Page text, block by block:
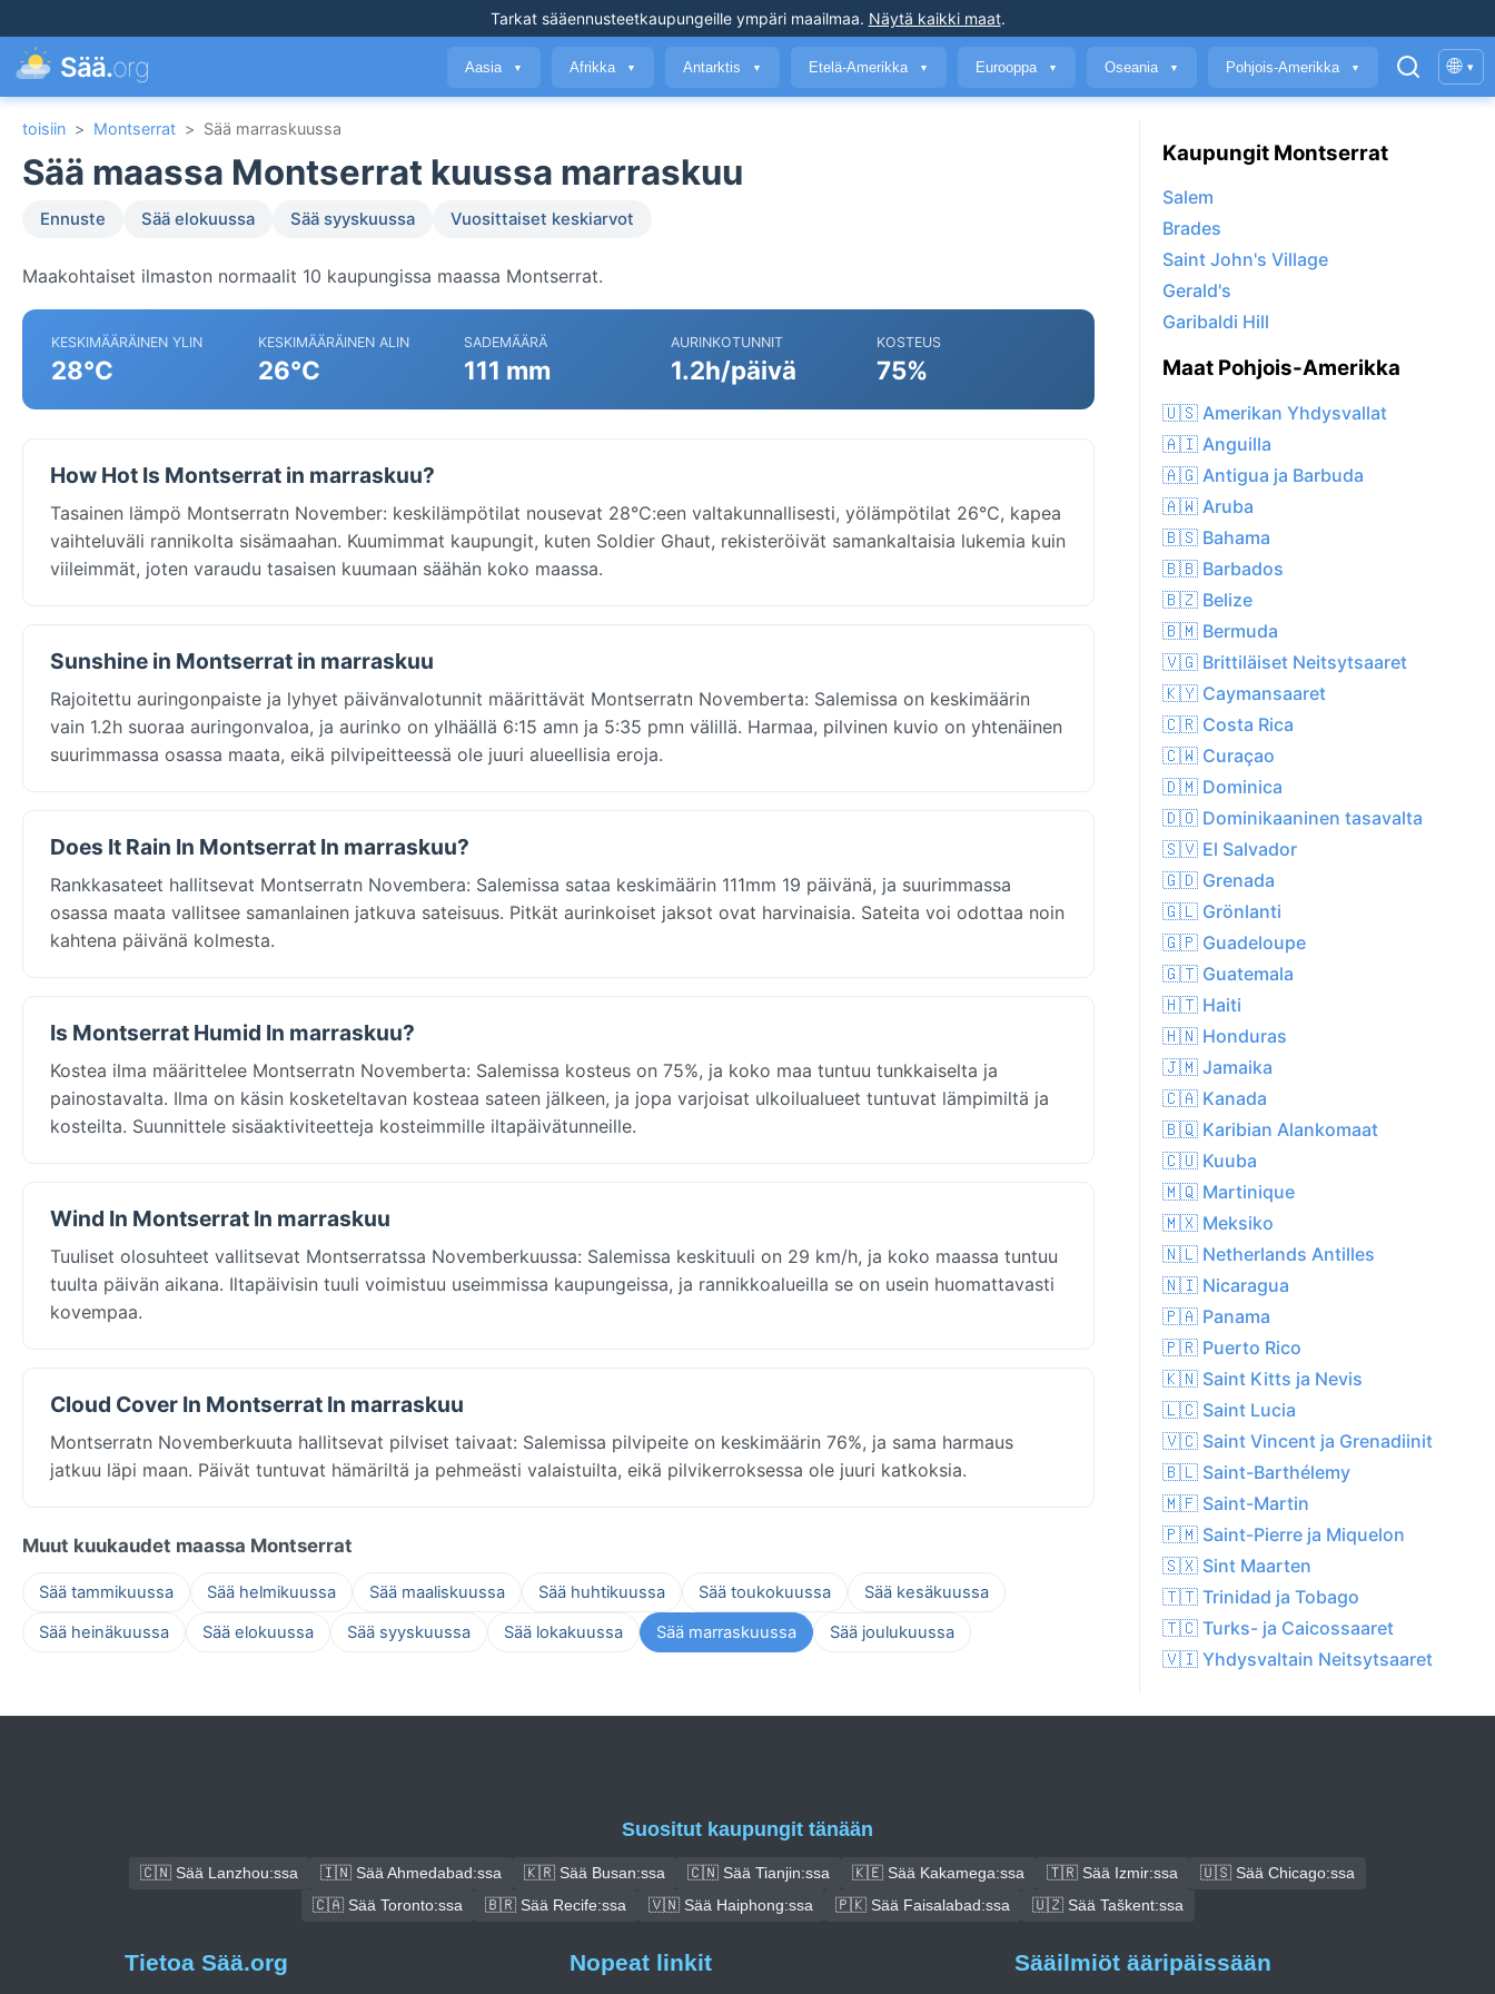
Tarkat sääennusteetkaupungeille ympäri maailmaa. Näytä kaikki maat.
Sää.org Aasia ▼ Afrikka ▼ Antarktis ▼ Etelä-Amerikka ▼ Eurooppa ▼ Oseania ▼ Pohjois-Amerikka ▼ 🌐 ▾
toisiin > Montserrat > Sää marraskuussa
Sää maassa Montserrat kuussa marraskuu
Ennuste Sää elokuussa Sää syyskuussa Vuosittaiset keskiarvot
Maakohtaiset ilmaston normaalit 10 kaupungissa maassa Montserrat.
KESKIMÄÄRÄINEN YLIN
28°C
KESKIMÄÄRÄINEN ALIN
26°C
SADEMÄÄRÄ
111 mm
AURINKOTUNNIT
1.2h/päivä
KOSTEUS
75%
How Hot Is Montserrat in marraskuu?
Tasainen lämpö Montserratn November: keskilämpötilat nousevat 28°C:een valtakunnallisesti, yölämpötilat 26°C, kapea
vaihteluväli rannikolta sisämaahan. Kuumimmat kaupungit, kuten Soldier Ghaut, rekisteröivät samankaltaisia lukemia kuin
viileimmät, joten varaudu tasaisen kuumaan säähän koko maassa.
Sunshine in Montserrat in marraskuu
Rajoitettu auringonpaiste ja lyhyet päivänvalotunnit määrittävät Montserratn Novemberta: Salemissa on keskimäärin
vain 1.2h suoraa auringonvaloa, ja aurinko on ylhäällä 6:15 amn ja 5:35 pmn välillä. Harmaa, pilvinen kuvio on yhtenäinen
suurimmassa osassa maata, eikä pilvipeitteessä ole juuri alueellisia eroja.
Does It Rain In Montserrat In marraskuu?
Rankkasateet hallitsevat Montserratn Novembera: Salemissa sataa keskimäärin 111mm 19 päivänä, ja suurimmassa
osassa maata vallitsee samanlainen jatkuva sateisuus. Pitkät aurinkoiset jaksot ovat harvinaisia. Sateita voi odottaa noin
kahtena päivänä kolmesta.
Is Montserrat Humid In marraskuu?
Kostea ilma määrittelee Montserratn Novemberta: Salemissa kosteus on 75%, ja koko maa tuntuu tunkkaiselta ja
painostavalta. Ilma on käsin kosketeltavan kosteaa sateen jälkeen, ja jopa varjoisat ulkoilualueet tuntuvat lämpimiltä ja
kosteilta. Suunnittele sisäaktiviteetteja kosteimmille iltapäivätunneille.
Wind In Montserrat In marraskuu
Tuuliset olosuhteet vallitsevat Montserratssa Novemberkuussa: Salemissa keskituuli on 29 km/h, ja koko maassa tuntuu
tuulta päivän aikana. Iltapäivisin tuuli voimistuu useimmissa kaupungeissa, ja rannikkoalueilla se on usein huomattavasti
kovempaa.
Cloud Cover In Montserrat In marraskuu
Montserratn Novemberkuuta hallitsevat pilviset taivaat: Salemissa pilvipeite on keskimäärin 76%, ja sama harmaus
jatkuu läpi maan. Päivät tuntuvat hämäriltä ja pehmeästi valaistuilta, eikä pilvikerroksessa ole juuri katkoksia.
Muut kuukaudet maassa Montserrat
Sää tammikuussa Sää helmikuussa Sää maaliskuussa Sää huhtikuussa Sää toukokuussa
Sää kesäkuussa
Sää heinäkuussa
Sää elokuussa Sää syyskuussa Sää lokakuussa Sää marraskuussa Sää joulukuussa
Kaupungit Montserrat
Salem
Brades
Saint John's Village
Gerald's
Garibaldi Hill
Maat Pohjois-Amerikka
🇺🇸 Amerikan Yhdysvallat
🇦🇮 Anguilla
🇦🇬 Antigua ja Barbuda
🇦🇼 Aruba
🇧🇸 Bahama
🇧🇧 Barbados
🇧🇿 Belize
🇧🇲 Bermuda
🇻🇬 Brittiläiset Neitsytsaaret
🇰🇾 Caymansaaret
🇨🇷 Costa Rica
🇨🇼 Curaçao
🇩🇲 Dominica
🇩🇴 Dominikaaninen tasavalta
🇸🇻 El Salvador
🇬🇩 Grenada
🇬🇱 Grönlanti
🇬🇵 Guadeloupe
🇬🇹 Guatemala
🇭🇹 Haiti
🇭🇳 Honduras
🇯🇲 Jamaika
🇨🇦 Kanada
🇧🇶 Karibian Alankomaat
🇨🇺 Kuuba
🇲🇶 Martinique
🇲🇽 Meksiko
🇳🇱 Netherlands Antilles
🇳🇮 Nicaragua
🇵🇦 Panama
🇵🇷 Puerto Rico
🇰🇳 Saint Kitts ja Nevis
🇱🇨 Saint Lucia
🇻🇨 Saint Vincent ja Grenadiinit
🇧🇱 Saint-Barthélemy
🇲🇫 Saint-Martin
🇵🇲 Saint-Pierre ja Miquelon
🇸🇽 Sint Maarten
🇹🇹 Trinidad ja Tobago
🇹🇨 Turks- ja Caicossaaret
🇻🇮 Yhdysvaltain Neitsytsaaret
Suositut kaupungit tänään
🇨🇳 Sää Lanzhou:ssa 🇮🇳 Sää Ahmedabad:ssa 🇰🇷 Sää Busan:ssa 🇨🇳 Sää Tianjin:ssa 🇰🇪 Sää Kakamega:ssa 🇹🇷 Sää Izmir:ssa
🇺🇸 Sää Chicago:ssa
🇨🇦 Sää Toronto:ssa
🇧🇷 Sää Recife:ssa 🇻🇳 Sää Haiphong:ssa 🇵🇰 Sää Faisalabad:ssa 🇺🇿 Sää Taškent:ssa
Tietoa Sää.org Nopeat linkit Sääilmiöt ääripäissään